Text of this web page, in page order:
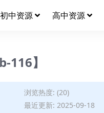
初中资源 高中资源
116】
浏览热度: (20)
最近更新: 2025-09-18